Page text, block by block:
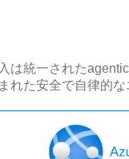
は統一された
れた安全で自律的な